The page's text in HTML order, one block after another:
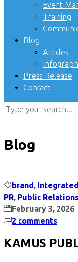
Event
Training
Blog
Articles
Press Release
Contact
Blog
brand,
PR, Public
February 3, 2026
2 comments
KAMUS